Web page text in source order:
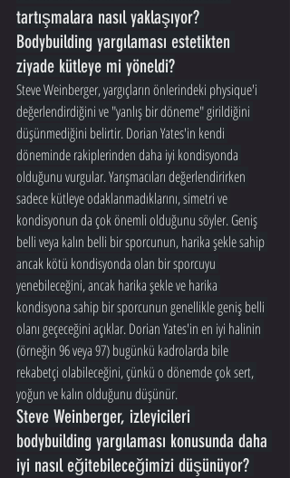
tartışmalara nasıl yaklaşıyor?
Bodybuilding yargılaması estetikten
ziyade kütleye mi yöneldi?
Steve Weinberger, yargıçların önlerindeki physique'i
değerlendirdiğini ve "yanlış bir döneme" girildiğini
düşünmediğini belirtir. Dorian Yates'in kendi
döneminde rakiplerinden daha iyi kondisyonda
olduğunu vurgular. Yarışmacıları değerlendirirken
sadece kütleye odaklanmadıklarını, simetri ve
kondisyonun da çok önemli olduğunu söyler. Geniş
belli veya kalın belli bir sporcunun, harika şekle sahip
ancak kötü kondisyonda olan bir sporcuyu
yenebileceğini, ancak harika şekle ve harika
kondisyona sahip bir sporcunun genellikle geniş belli
olanı geçeceğini açıklar. Dorian Yates'in en iyi halinin
(örneğin 96 veya 97) bugünkü kadrolarda bile
rekabetçi olabileceğini, çünkü o dönemde çok sert,
yoğun ve kalın olduğunu düşünür.
Steve Weinberger, izleyicileri
bodybuilding yargılaması konusunda daha
iyi nasıl eğitebileceğimizi düşünüyor?